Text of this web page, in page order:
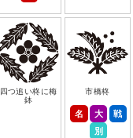
四つ追い柊に梅
鉢
市橋柊
名 大
戦
別